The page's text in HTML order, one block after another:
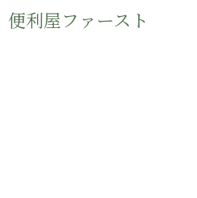
便利屋ファースト